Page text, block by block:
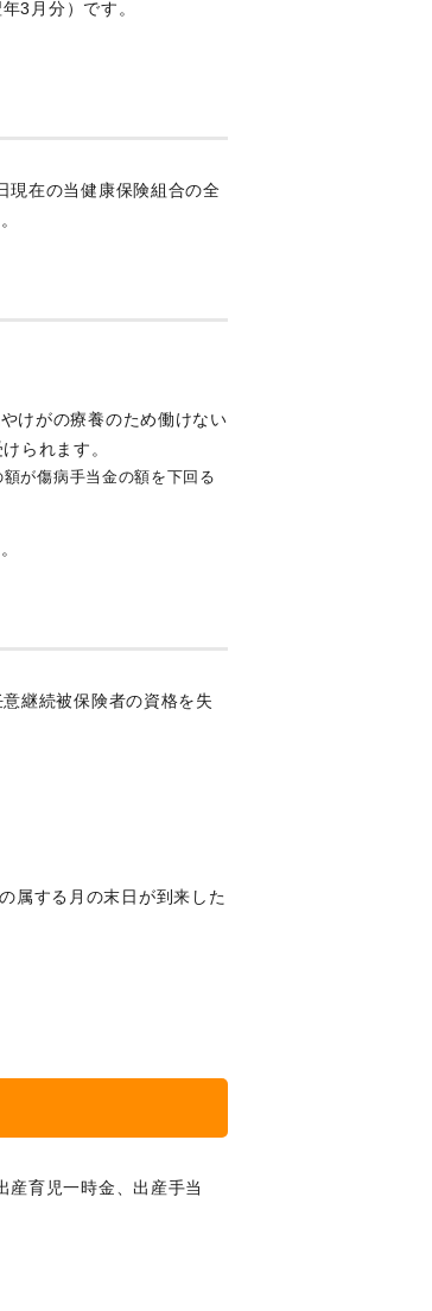
3月分）です。
在の当健康保険組合の全
けがの療養のため働けない
られます。
が傷病手当金の額を下回る
継続被保険者の資格を失
属する月の末日が到来した
産育児一時金、出産手当